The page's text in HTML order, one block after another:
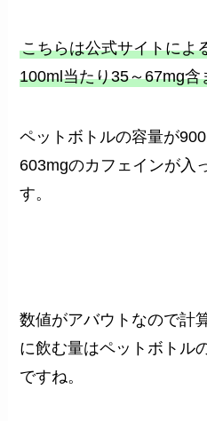
こちらは公式サイトによ
100ml当たり35～67mg
ペットボトルの容量が
603mgのカフェインが入
す。
数値がアバウトなので計
に飲む量はペットボトル
ですね。